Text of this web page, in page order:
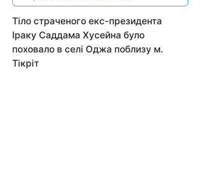
Тіло страченого екс-президента
Іраку Саддама Хусейна було
поховало в селі Оджа поблизу м.
Тікріт